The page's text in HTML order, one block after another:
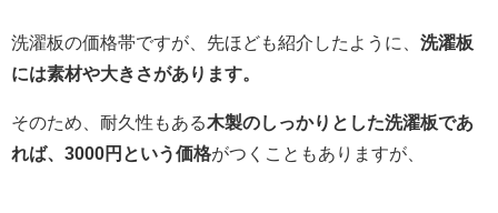
洗濯板の価格帯ですが、先ほども紹介したように、 洗濯板
には素材や大きさがあります。
そのため、耐久性もある木製のしっかりとした洗濯板であ
れば、3000円という価格がつくこともありますが、